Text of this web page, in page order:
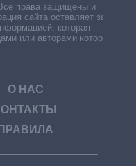
права защищены и
сайта оставляет за
которая
или авторами которой
О НАС
ПРАВИЛА